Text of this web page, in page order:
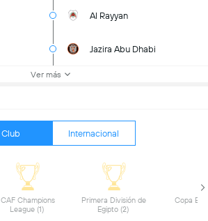
Al Rayyan
Jazira Abu Dhabi
Ver más
Club Internacional
CAF Champions
League (1)
Primera División de
Egipto (2)